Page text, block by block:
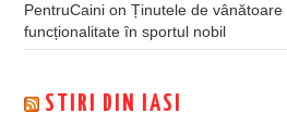
PentruCaini onȚinutele de
funcționalitate în sportul nobil
STIRI DIN IASI